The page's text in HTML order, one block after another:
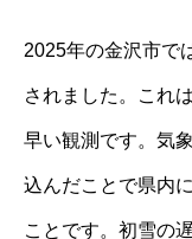
2025年の金沢市で
されました。これ
早い観測です。気
込んだことで県内
ことです。初雪の